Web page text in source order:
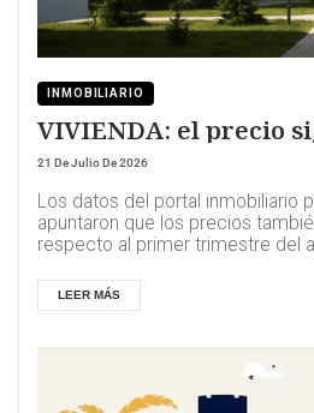
INMOBILIARIO
VIVIENDA: el precio
21 De Julio De 2026
Los datos del portal inmobiliario
apuntaron que los precios
respecto al primer trimestre del
LEER MÁS